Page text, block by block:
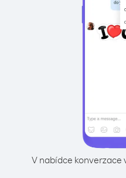
V nabídce konverzace